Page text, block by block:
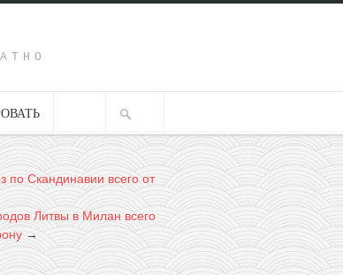
по Скандинавии всего от
Литвы в Милан всего
→